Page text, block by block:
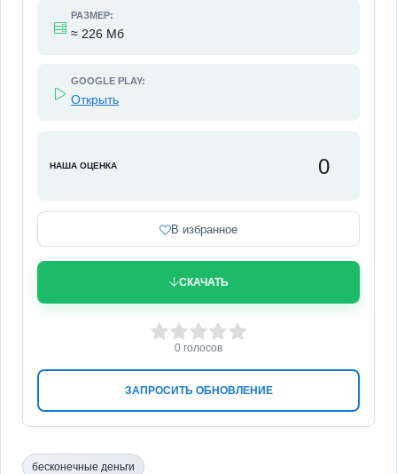
РАЗМЕР:
≈ 226 Мб
GOOGLE PLAY:
Открыть
НАША ОЦЕНКА 0
В избранное
СКАЧАТЬ
ЗАПРОСИТЬ ОБНОВЛЕНИЕ
3 4 5
0 голосов
бесконечные деньги